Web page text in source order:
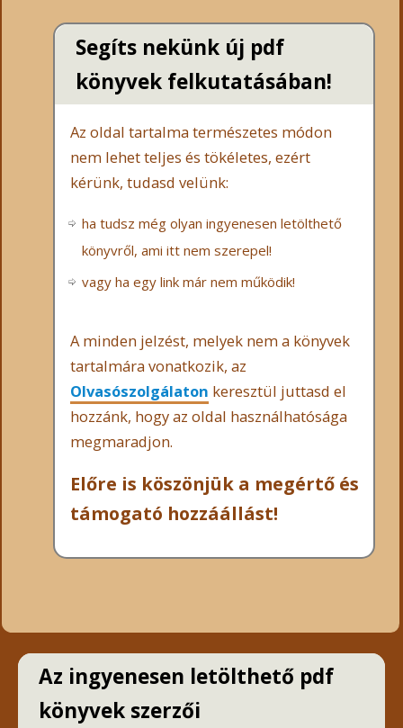
Segíts nekünk új pdf
könyvek felkutatásában!
Az oldal tartalma természetes módon
nem lehet teljes és tökéletes, ezért
kérünk, tudasd velünk:
ha tudsz még olyan ingyenesen letölthető
könyvről, ami itt nem szerepel!
vagy ha egy link már nem működik!
A minden jelzést, melyek nem a könyvek
tartalmára vonatkozik, az
Olvasószolgálaton keresztül juttasd el
hozzánk, hogy az oldal használhatósága
megmaradjon.
Előre is köszönjük a megértő és
támogató hozzáállást!
Az ingyenesen letölthető pdf
könyvek szerzői